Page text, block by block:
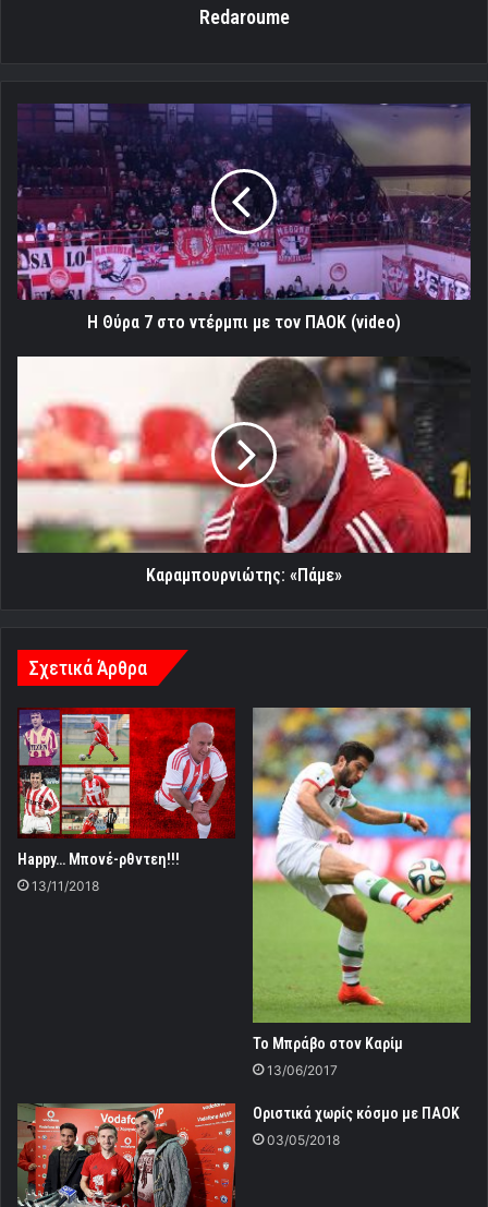
Redaroume
Θύρα
στο
ντέρμπι
με
τον
ΠΑΟΚ
(video)
Η Θύρα 7 στο ντέρμπι με τον ΠΑΟΚ (video)
Καραμπουρνιώτης: «Πάμε»
Σχετικά Άρθρα
Happy… Μπονέ-ρθντεη!!!
13/11/2018
Το Μπράβο στον Καρίμ
13/06/2017
Οριστικά χωρίς κόσμο με ΠΑΟΚ
03/05/2018